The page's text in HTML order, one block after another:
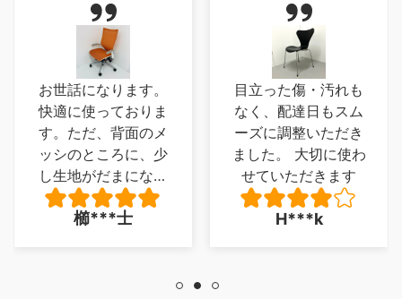
お世話になります。
快適に使っておりま
す。ただ、背面のメ
ッシのところに、少
し生地がだまになっ
ているところがあ
り、少し残念でした
櫛***士
目立った傷・汚れも
なく、配達日もスム
ーズに調整いただき
ました。 大切に使わ
せていただきます
H***k